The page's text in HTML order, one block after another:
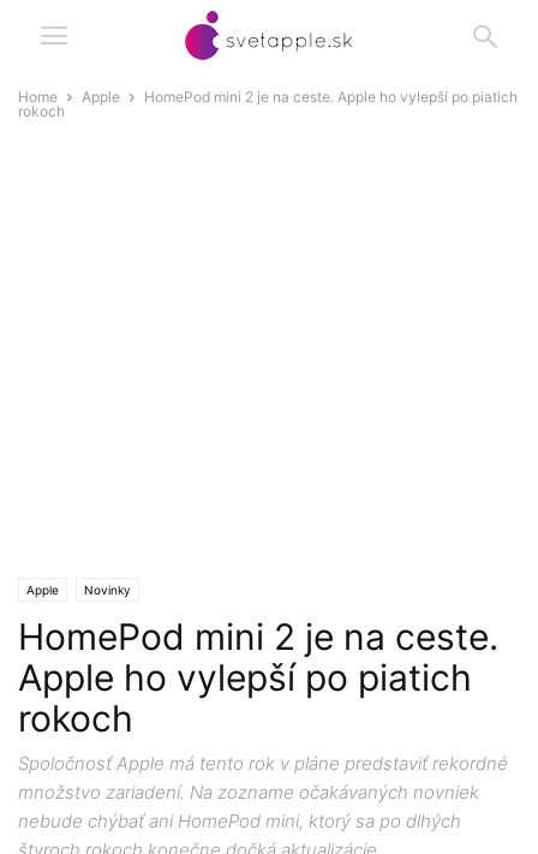
Home Apple
HomePod mini 2 je na ceste. Apple ho vylepší po piatich
rokoch
Apple Novinky
HomePod mini 2 je na ceste.
Apple ho vylepší po piatich
rokoch
Spoločnosť Apple má tento rok v pláne predstaviť rekordné
množstvo zariadení. Na zozname očakávaných novniek
nebude chýbať ani HomePod mini, ktorý sa po dlhých